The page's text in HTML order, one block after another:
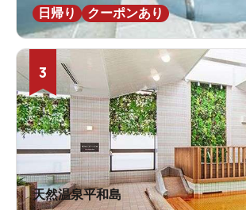
日帰り
クーポンあり
3
天然温泉平和島